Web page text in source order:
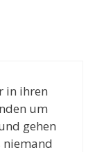
in ihren
um
gehen
niemand